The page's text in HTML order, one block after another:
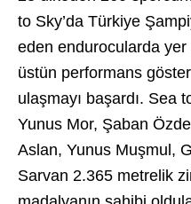
to Sky’da Türkiye
eden endurocularda
üstün performans
ulaşmayı başardı. Sea
Yunus Mor, Şaban
Aslan, Yunus Muşmul,
Sarvan 2.365 metrelik